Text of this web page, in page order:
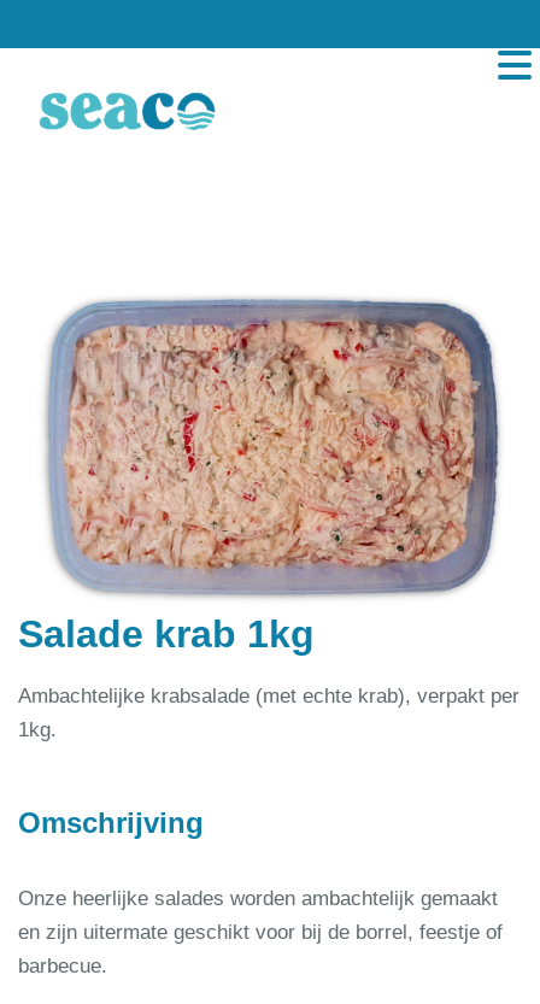
Salade krab 1kg
Ambachtelijke krabsalade (met echte krab), verpakt per
1kg.
Omschrijving
Onze heerlijke salades worden ambachtelijk gemaakt
en zijn uitermate geschikt voor bij de borrel, feestje of
barbecue.